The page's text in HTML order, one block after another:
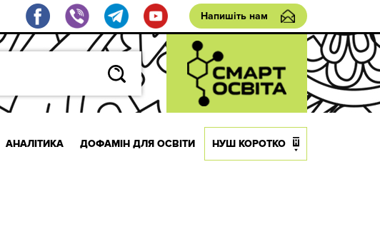
Напишіть нам
АНАЛІТИКА ДОФАМІН ДЛЯ ОСВІТИ НУШ КОРОТКО